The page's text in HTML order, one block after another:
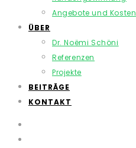
Angebote und Kosten
ÜBER
Dr. Noëmi Schöni
Referenzen
Projekte
BEITRÄGE
KONTAKT